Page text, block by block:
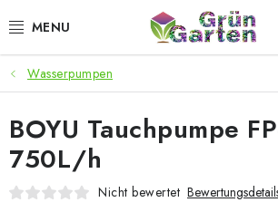
Inhalt
ANGEBOTE
LED PFLANZENLAMPEN
ANBAUBEDARF FÜR DEN HEIMANBAU
Wasserpumpen
BOYU Tauchpumpe
750L/h
Nicht bewertet